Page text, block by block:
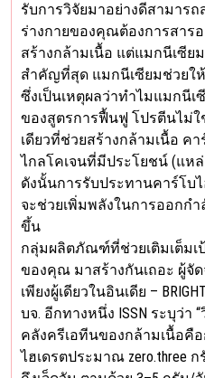
รับการวิจัยมาอย่างดีสามาร
ร่างกายของคุณต้องการสาร
สร้างกล้ามเนื้อ แต่แมกนีเซีย
สำคัญที่สุด แมกนีเซียมช่วยใ
ซึ่งเป็นเหตุผลว่าทำไมแมกนี
ของสูตรการฟื้นฟู โปรตีนไม่ใ
เดียวที่ช่วยสร้างกล้ามเนื้อ คา
ไกลโคเจนที่มีประโยชน์ (แห
ดังนั้นการรับประทานคาร์โบ
จะช่วยเพิ่มพลังในการออกก
ขึ้น
กลุ่มผลิตภัณฑ์ที่ช่วยเติมเต็มเ
ของคุณ มาสร้างกันเถอะ ผู้จัดจ
เพียงผู้เดียวในอินเดีย –
บจ. อีกทางหนึ่ง ISSN ระบุว่า
คลังครีเอทีนของกล้ามเนื้อคื
ไฮเดรตประมาณ zero.three